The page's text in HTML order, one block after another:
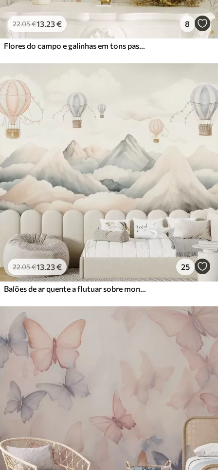
22.05€13.23€ 8
Flores do campo e galinhas em tons pastel suaves
22.05€13.23€ 25
Balões de ar quente a flutuar sobre montanhas em tons pastel neutros e suaves